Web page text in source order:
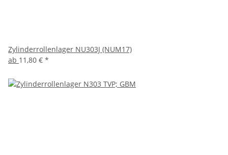
Zylinderrollenlager NU303J (NUM17)
ab 11,80 € *